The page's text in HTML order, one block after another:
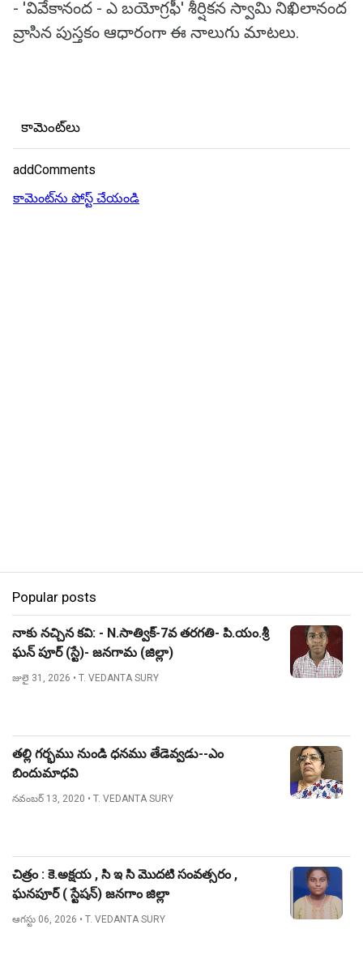
- 'వివేకానంద - ఎ బయోగ్రఫీ' శీర్షికన స్వామి నిఖిలానంద
వ్రాసిన పుస్తకం ఆధారంగా ఈ నాలుగు మాటలు.
కామెంట్‌లు
addComments
కామెంట్‌ను పోస్ట్ చేయండి
Popular posts
నాకు నచ్చిన కవి: - N.సాత్విక్-7వ తరగతి- పి.యం.శ్రీ
ఘన్ పూర్ (స్టే)- జనగామ (జిల్లా)
జులై 31, 2026 • T. VEDANTA SURY
తల్లి గర్భము నుండి ధనము తేడెవ్వడు--ఎం
బిందుమాధవి
నవంబర్ 13, 2020 • T. VEDANTA SURY
చిత్రం : కె.అక్షయ , సి ఇ సి మొదటి సంవత్సరం ,
ఘనపూర్ ( స్టేషన్) జనగాం జిల్లా
ఆగస్టు 06, 2026 • T. VEDANTA SURY